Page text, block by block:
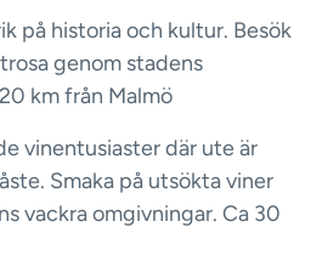
på historia och kultur. Besök
genom stadens
km från Malmö
vinentusiaster där ute är
Smaka på utsökta viner
vackra omgivningar. Ca 30